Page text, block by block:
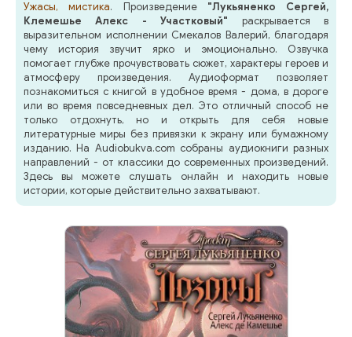
Ужасы, мистика. Произведение "Лукьяненко Сергей,
Клемешье Алекс - Участковый" раскрывается в
выразительном исполнении Смекалов Валерий, благодаря
чему история звучит ярко и эмоционально. Озвучка
помогает глубже прочувствовать сюжет, характеры героев и
атмосферу произведения. Аудиоформат позволяет
познакомиться с книгой в удобное время - дома, в дороге
или во время повседневных дел. Это отличный способ не
только отдохнуть, но и открыть для себя новые
литературные миры без привязки к экрану или бумажному
изданию. На Audiobukva.com собраны аудиокниги разных
направлений - от классики до современных произведений.
Здесь вы можете слушать онлайн и находить новые
истории, которые действительно захватывают.